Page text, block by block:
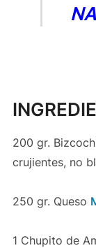
200 gr.
crujientes, no
250 gr. Queso
1 Chupito de